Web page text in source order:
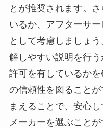
とが推奨されます。
いるか、アフターサ
として考慮しましょ
解しやすい説明を行
許可を有しているか
の信頼性を図ること
まえることで、安心
メーカーを選ぶことが